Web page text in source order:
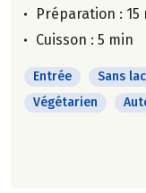
Préparation : 15
Cuisson : 5 min
Entrée Sans
Végétarien